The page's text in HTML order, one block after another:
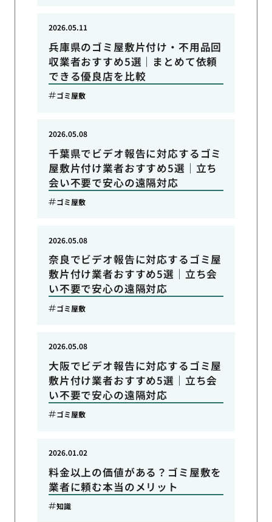
兵庫県のゴミ屋敷片付け・不用品回
収業者おすすめ5選｜まとめて依頼
できる優良店を比較
2026.05.11
ゴミ屋敷
千葉県でビデオ報告に対応するゴミ
屋敷片付け業者おすすめ5選｜立ち
会い不要で安心の遠隔対応
2026.05.08
ゴミ屋敷
奈良でビデオ報告に対応するゴミ屋
敷片付け業者おすすめ5選｜立ち会
い不要で安心の遠隔対応
2026.05.08
ゴミ屋敷
大阪でビデオ報告に対応するゴミ屋
敷片付け業者おすすめ5選｜立ち会
い不要で安心の遠隔対応
2026.05.08
ゴミ屋敷
料金以上の価値がある？ゴミ屋敷を
業者に頼む本当のメリット
2026.01.02
知識